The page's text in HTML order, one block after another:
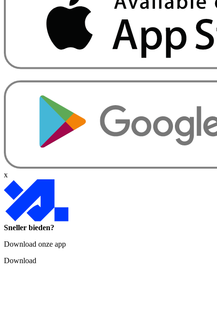
x
Sneller bieden?
Download onze app
Download